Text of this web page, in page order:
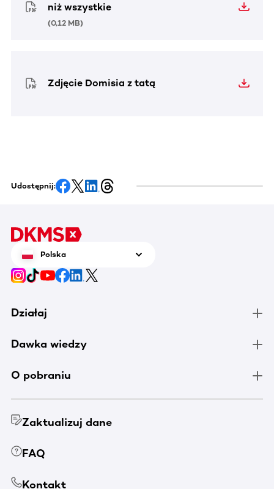
niż wszystkie
(0,12 MB)
Zdjęcie Domisia z tatą
Udostępnij:
Polska
Działaj
Dawka wiedzy
O pobraniu
Zaktualizuj dane
FAQ
Kontakt